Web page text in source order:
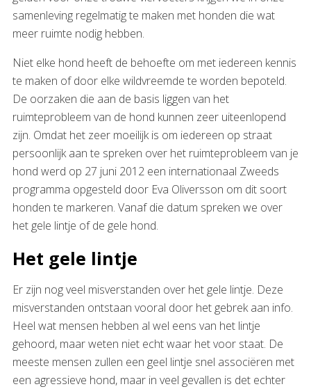
samenleving regelmatig te maken met honden die wat
meer ruimte nodig hebben.
Niet elke hond heeft de behoefte om met iedereen kennis
te maken of door elke wildvreemde te worden bepoteld.
De oorzaken die aan de basis liggen van het
ruimteprobleem van de hond kunnen zeer uiteenlopend
zijn. Omdat het zeer moeilijk is om iedereen op straat
persoonlijk aan te spreken over het ruimteprobleem van je
hond werd op 27 juni 2012 een internationaal Zweeds
programma opgesteld door Eva Oliversson om dit soort
honden te markeren. Vanaf die datum spreken we over
het gele lintje of de gele hond.
Het gele lintje
Er zijn nog veel misverstanden over het gele lintje. Deze
misverstanden ontstaan vooral door het gebrek aan info.
Heel wat mensen hebben al wel eens van het lintje
gehoord, maar weten niet echt waar het voor staat. De
meeste mensen zullen een geel lintje snel associëren met
een agressieve hond, maar in veel gevallen is det echter